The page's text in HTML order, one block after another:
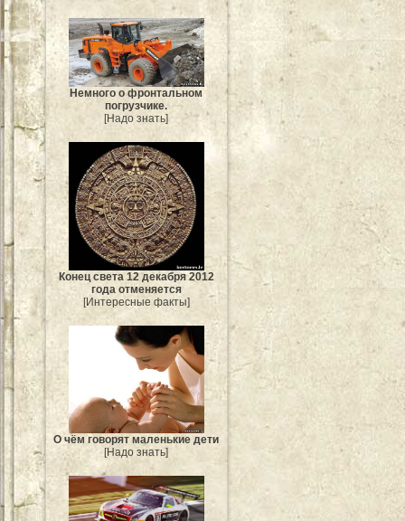
Немного о фронтальном
погрузчике.
[Надо знать]
Конец света 12 декабря 2012
года отменяется
[Интересные факты]
О чём говорят маленькие дети
[Надо знать]